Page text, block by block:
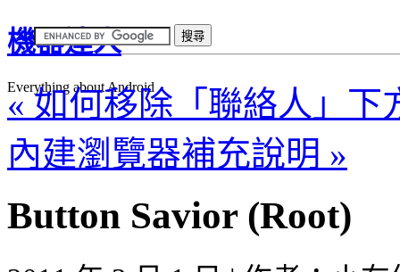
機器達人
Everything about Android
« 如何移除「聯絡人」下
內建瀏覽器補充說明 »
Button Savior (Root)